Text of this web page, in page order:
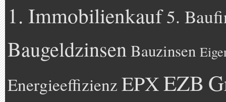
1. Immobilienkauf5.
BaugeldzinsenBauzinsen
Energieeffizienz EPXEZB